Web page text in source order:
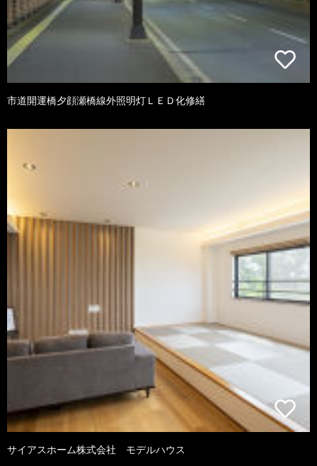
市道開運橋夕顔瀬橋線外照明灯ＬＥＤ化修繕
サイアスホーム株式会社 モデルハウス